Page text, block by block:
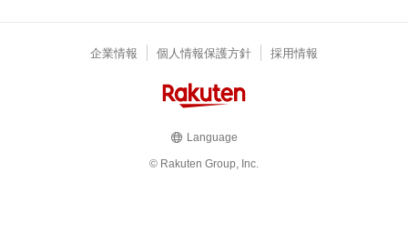
企業情報 個人情報保護方針 採用情報
Language
© Rakuten Group, Inc.